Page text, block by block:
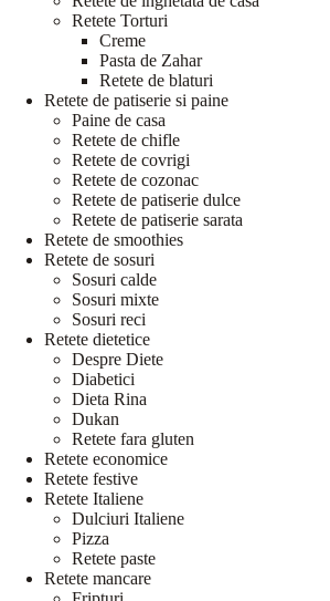
Retete Torturi
Creme
Pasta de Zahar
Retete de blaturi
Retete de patiserie si paine
Paine de casa
Retete de chifle
Retete de covrigi
Retete de cozonac
Retete de patiserie dulce
Retete de patiserie sarata
Retete de smoothies
Retete de sosuri
Sosuri calde
Sosuri mixte
Sosuri reci
Retete dietetice
Despre Diete
Diabetici
Dieta Rina
Dukan
Retete fara gluten
Retete economice
Retete festive
Retete Italiene
Dulciuri Italiene
Pizza
Retete paste
Retete mancare